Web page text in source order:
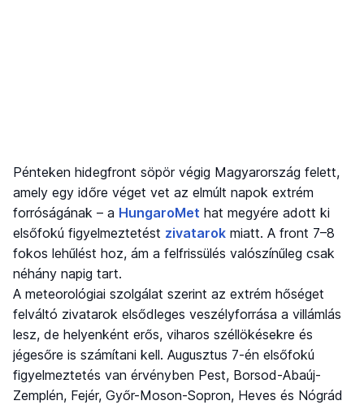
Pénteken hidegfront söpör végig Magyarország felett,
amely egy időre véget vet az elmúlt napok extrém
forróságának – a HungaroMet hat megyére adott ki
elsőfokú figyelmeztetést zivatarok miatt. A front 7–8
fokos lehűlést hoz, ám a felfrissülés valószínűleg csak
néhány napig tart.
A meteorológiai szolgálat szerint az extrém hőséget
felváltó zivatarok elsődleges veszélyforrása a villámlás
lesz, de helyenként erős, viharos széllökésekre és
jégesőre is számítani kell. Augusztus 7-én elsőfokú
figyelmeztetés van érvényben Pest, Borsod-Abaúj-
Zemplén, Fejér, Győr-Moson-Sopron, Heves és Nógrád